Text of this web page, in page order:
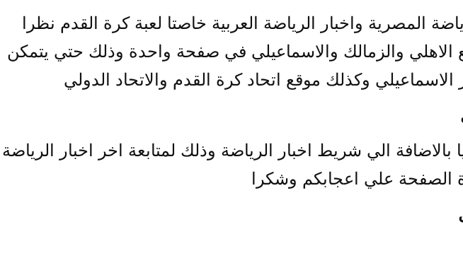
المصرية واخبار الرياضة العربية خاصتا لعبة كرة القدم نظرا
الاهلي والزمالك والاسماعيلي في صفحة واحدة وذلك حتي يتمكن
الاسماعيلي وكذلك موقع اتحاد كرة القدم والاتحاد الدولي
الي شريط اخبار الرياضة وذلك لمتابعة اخر اخبار الرياضة
الصفحة علي اعجابكم وشكرا